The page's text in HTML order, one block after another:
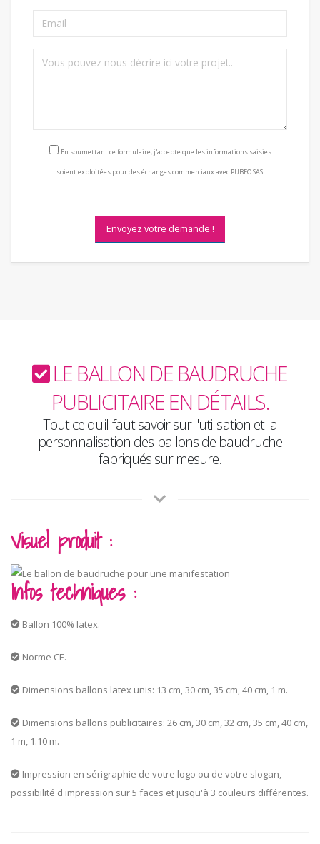
Consentement RGPD
En soumettant ce formulaire, j'accepte que les informations saisies
soient exploitées pour des échanges commerciaux avec PUBEO SAS.
Envoyez votre demande !
LE BALLON DE BAUDRUCHE
PUBLICITAIRE EN DÉTAILS.
Tout ce qu'il faut savoir sur l'utilisation et la
personnalisation des ballons de baudruche
fabriqués sur mesure.
Visuel produit :
Infos techniques :
Ballon 100% latex.
Norme CE.
Dimensions ballons latex unis: 13 cm, 30 cm, 35 cm, 40 cm, 1 m.
Dimensions ballons publicitaires: 26 cm, 30 cm, 32 cm, 35 cm, 40 cm,
1 m, 1.10 m.
Impression en sérigraphie de votre logo ou de votre slogan,
possibilité d'impression sur 5 faces et jusqu'à 3 couleurs différentes.